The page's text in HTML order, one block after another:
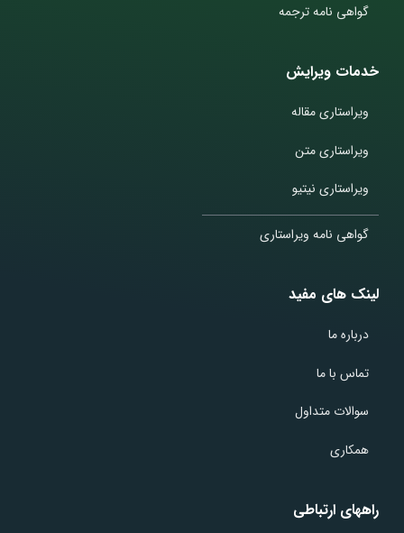
گواهی نامه ترجمه
خدمات ویرایش
ویراستاری مقاله
ویراستاری متن
ویراستاری نیتیو
گواهی نامه ویراستاری
لینک های مفید
درباره ما
تماس با ما
سوالات متداول
همکاری
راههای ارتباطی